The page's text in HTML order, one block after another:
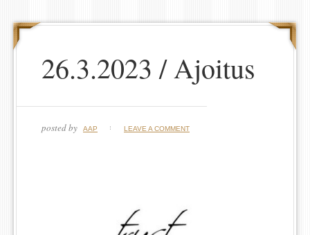
26.3.2023 / Ajoitus
posted by AAP LEAVE A COMMENT